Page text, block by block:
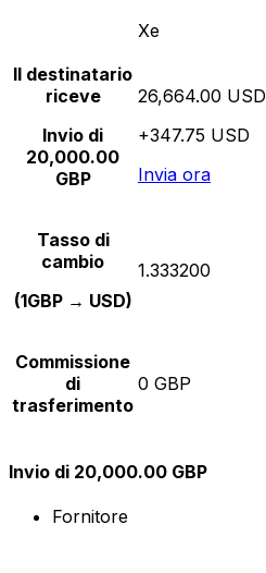
Xe
Il destinatario
riceve
Invio di
20,000.00
GBP
26,664.00 USD
+347.75 USD
Invia ora
Tasso di
cambio
(1GBP → USD)
1.333200
Commissione
di
trasferimento
0 GBP
Invio di 20,000.00 GBP
Fornitore